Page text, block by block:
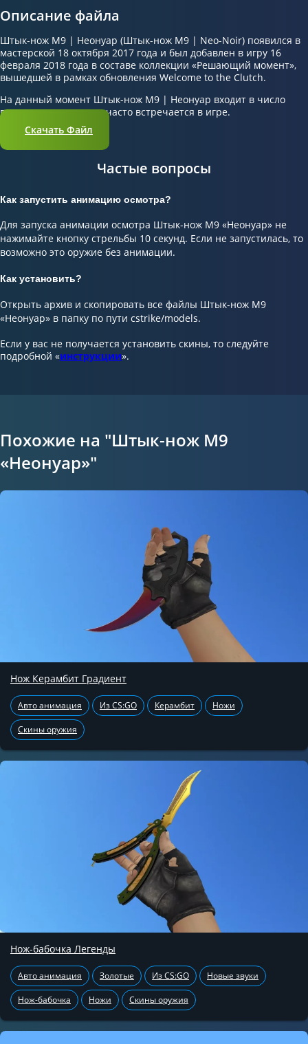
Описание файла
Штык-нож M9 | Неонуар (Штык-нож M9 | Neo-Noir) появился в
мастерской 18 октября 2017 года и был добавлен в игру 16
февраля 2018 года в составе коллекции «Решающий момент»,
вышедшей в рамках обновления Welcome to the Clutch.
На данный момент Штык-нож M9 | Неонуар входит в число
популярных скинов и часто встречается в игре.
Скачать Файл
Частые вопросы
Как запустить анимацию осмотра?
Для запуска анимации осмотра Штык-нож M9 «Неонуар» не
нажимайте кнопку стрельбы 10 секунд. Если не запустилась, то
возможно это оружие без анимации.
Как установить?
Открыть архив и скопировать все файлы Штык-нож M9
«Неонуар» в папку по пути cstrike/models.
Если у вас не получается установить скины, то следуйте
подробной «инструкции».
Похожие на "Штык-нож M9
«Неонуар»"
Нож Керамбит Градиент
Авто анимация Из CS:GO Керамбит Ножи
Скины оружия
Нож-бабочка Легенды
Авто анимация Золотые Из CS:GO Новые звуки
Нож-бабочка Ножи Скины оружия